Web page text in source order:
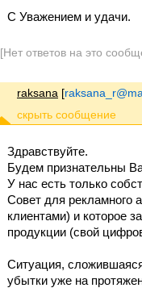
С Уважением и удачи.
[Нет ответов на это
raksana [
Здравствуйте.
Будем признательны
У нас есть только
Совет для рекламного
клиентами) и которое
продукции (свой
Ситуация,
убытки уже на